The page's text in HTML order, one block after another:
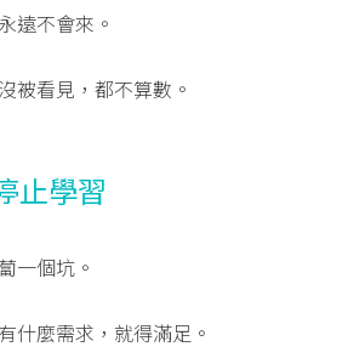
遠不會來。
被看見，都不算數。
止學習
一個坑。
什麼需求，就得滿足。